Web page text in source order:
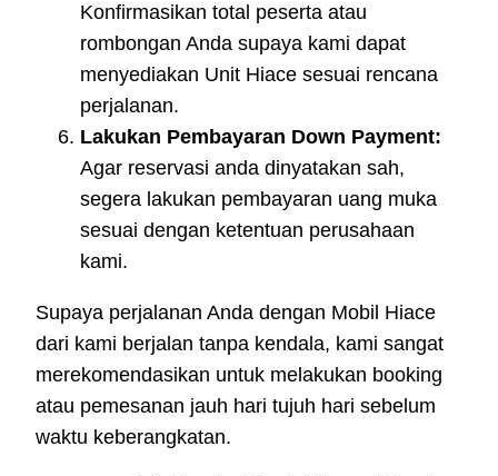
Konfirmasikan total peserta atau
rombongan Anda supaya kami dapat
menyediakan Unit Hiace sesuai rencana
perjalanan.
Lakukan Pembayaran Down Payment:
Agar reservasi anda dinyatakan sah,
segera lakukan pembayaran uang muka
sesuai dengan ketentuan perusahaan
kami.
Supaya perjalanan Anda dengan Mobil Hiace
dari kami berjalan tanpa kendala, kami sangat
merekomendasikan untuk melakukan booking
atau pemesanan jauh hari tujuh hari sebelum
waktu keberangkatan.